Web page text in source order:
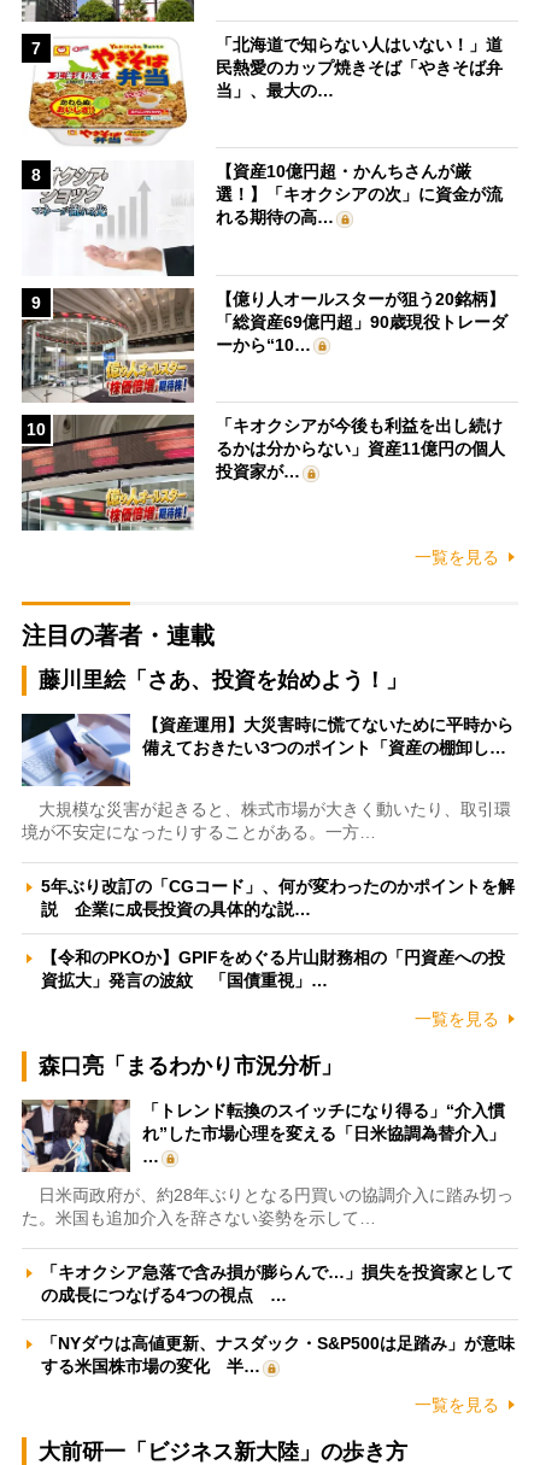
7
「北海道で知らない人はいない！」道
民熱愛のカップ焼きそば「やきそば弁
当」、最大の…
8
【資産10億円超・かんちさんが厳
選！】「キオクシアの次」に資金が流
れる期待の高…
9
【億り人オールスターが狙う20銘柄】
「総資産69億円超」90歳現役トレーダ
ーから“10…
10
「キオクシアが今後も利益を出し続け
るかは分からない」資産11億円の個人
投資家が…
一覧を見る
注目の著者・連載
藤川里絵「さあ、投資を始めよう！」
【資産運用】大災害時に慌てないために平時から
備えておきたい3つのポイント「資産の棚卸し…
大規模な災害が起きると、株式市場が大きく動いたり、取引環
境が不安定になったりすることがある。一方…
5年ぶり改訂の「CGコード」、何が変わったのかポイントを解
説 企業に成長投資の具体的な説…
【令和のPKOか】GPIFをめぐる片山財務相の「円資産への投
資拡大」発言の波紋 「国債重視」…
一覧を見る
森口亮「まるわかり市況分析」
「トレンド転換のスイッチになり得る」“介入慣
れ”した市場心理を変える「日米協調為替介入」
…
日米両政府が、約28年ぶりとなる円買いの協調介入に踏み切っ
た。米国も追加介入を辞さない姿勢を示して…
「キオクシア急落で含み損が膨らんで…」損失を投資家として
の成長につなげる4つの視点 …
「NYダウは高値更新、ナスダック・S&P500は足踏み」が意味
する米国株市場の変化 半…
一覧を見る
大前研一「ビジネス新大陸」の歩き方